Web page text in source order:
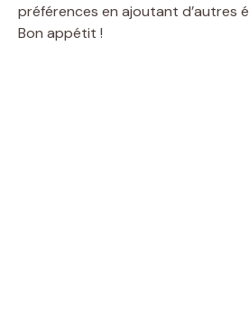
préférences en ajoutant d’autres
Bon appétit !